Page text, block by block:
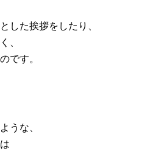
した挨拶をしたり、
、
です。
うな、